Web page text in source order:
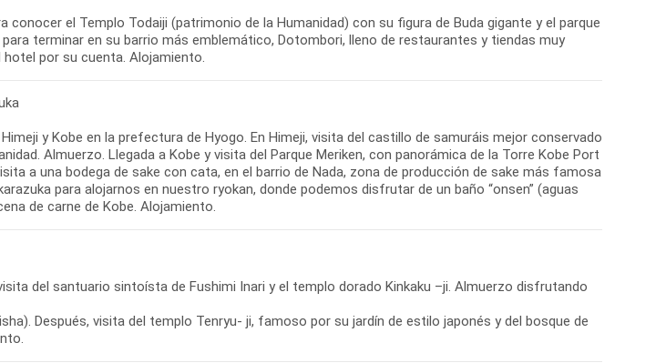
conocer el Templo Todaiji (patrimonio de la Humanidad) con su figura de Buda gigante y el parque
terminar en su barrio más emblemático, Dotombori, lleno de restaurantes y tiendas muy
hotel por su cuenta. Alojamiento.
y Kobe en la prefectura de Hyogo. En Himeji, visita del castillo de samuráis mejor conservado
Almuerzo. Llegada a Kobe y visita del Parque Meriken, con panorámica de la Torre Kobe Port
a una bodega de sake con cata, en el barrio de Nada, zona de producción de sake más famosa
para alojarnos en nuestro ryokan, donde podemos disfrutar de un baño “onsen” (aguas
de carne de Kobe. Alojamiento.
del santuario sintoísta de Fushimi Inari y el templo dorado Kinkaku –ji. Almuerzo disfrutando
Después, visita del templo Tenryu- ji, famoso por su jardín de estilo japonés y del bosque de